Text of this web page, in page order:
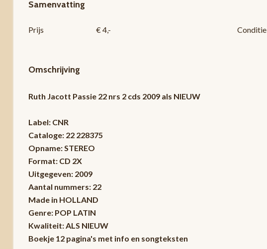
Samenvatting
Prijs € 4,- Conditie
Omschrijving
Ruth Jacott Passie 22 nrs 2 cds 2009 als NIEUW
Label: CNR
Cataloge: 22 228375
Opname: STEREO
Format: CD 2X
Uitgegeven: 2009
Aantal nummers: 22
Made in HOLLAND
Genre: POP LATIN
Kwaliteit: ALS NIEUW
Boekje 12 pagina's met info en songteksten